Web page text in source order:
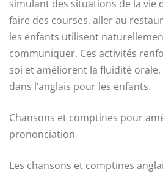
simulant des situations de la vie
faire des courses, aller au
les enfants utilisent
communiquer. Ces activités
soi et améliorent la fluidité
dans l’anglais pour les enfants.
Chansons et comptines pour
prononciation
Les chansons et comptines